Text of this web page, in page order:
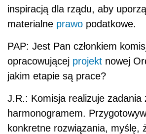
inspiracją dla rządu, aby
materialne prawo podatkowe.
PAP: Jest Pan członkiem
opracowującej projekt nowej
jakim etapie są prace?
J.R.: Komisja realizuje zadania
harmonogramem.
konkretne rozwiązania, myślę,